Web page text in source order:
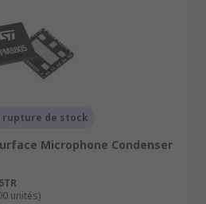
de stock
Microphone Condenser
unités)